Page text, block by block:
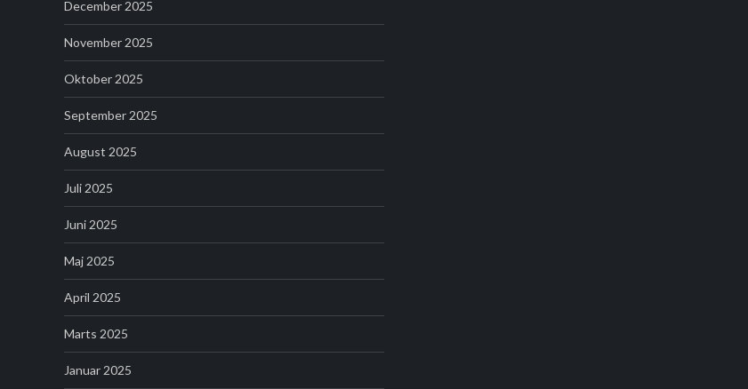
December 2025
November 2025
Oktober 2025
September 2025
August 2025
Juli 2025
Juni 2025
Maj 2025
April 2025
Marts 2025
Januar 2025